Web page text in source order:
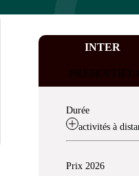
INTER
PRESENTIEL
Durée
activités à
Prix 2026